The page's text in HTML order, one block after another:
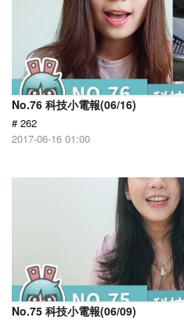
No.76 科技小電報(06/16)
# 262
2017-06-16 01:00
No.75 科技小電報(06/09)